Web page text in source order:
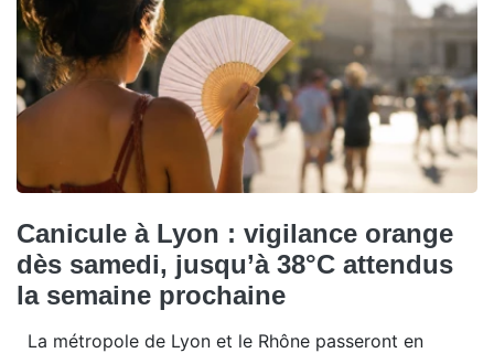
Canicule à Lyon : vigilance orange
dès samedi, jusqu’à 38°C attendus
la semaine prochaine
La métropole de Lyon et le Rhône passeront en